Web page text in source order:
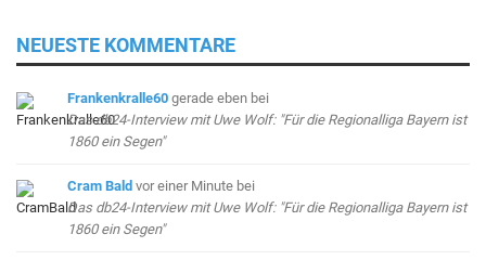
NEUESTE KOMMENTARE
Frankenkralle60 gerade eben bei
Das db24-Interview mit Uwe Wolf: "Für die Regionalliga Bayern ist
1860 ein Segen"
Cram Bald vor einer Minute bei
Das db24-Interview mit Uwe Wolf: "Für die Regionalliga Bayern ist
1860 ein Segen"